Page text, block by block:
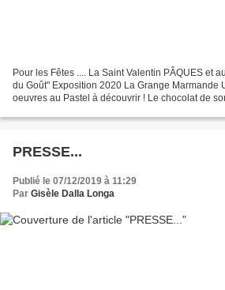
Pour les Fêtes .... La Saint Valentin PÂQUES et
du Goût" Exposition 2020 La Grange Marmande
oeuvres au Pastel à découvrir ! Le chocolat de
PRESSE...
Publié le 07/12/2019 à 11:29
Par Gisèle Dalla Longa